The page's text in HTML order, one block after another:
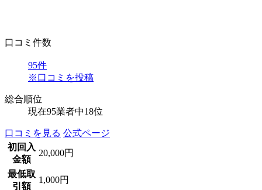
口コミ件数
95件
※口コミを投稿
総合順位
現在95業者中18位
口コミを見る 公式ページ
初回入
金額
20,000円
最低取
引額
1,000円